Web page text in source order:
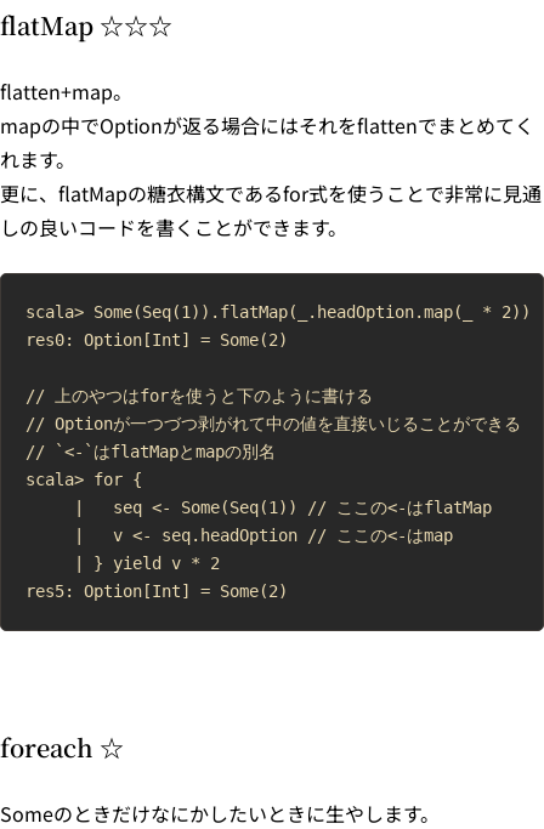
flatMap ☆☆☆
flatten+map。
mapの中でOptionが返る場合にはそれをflattenでまとめてく
れます。
更に、flatMapの糖衣構文であるfor式を使うことで非常に見通
しの良いコードを書くことができます。
scala> Some(Seq(1)).flatMap(_.headOption.map(_ * 2))
res0: Option[Int] = Some(2)
// 上のやつはforを使うと下のように書ける
// Optionが一つづつ剥がれて中の値を直接いじることができる
// `<-`はflatMapとmapの別名
scala> for {
     |   seq <- Some(Seq(1)) // ここの<-はflatMap
     |   v <- seq.headOption // ここの<-はmap
     | } yield v * 2
foreach ☆
Someのときだけなにかしたいときに生やします。